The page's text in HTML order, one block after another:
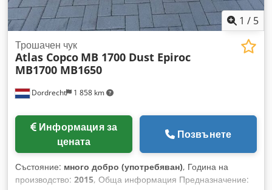
1 / 5
Dordrecht 1 858 km
Трошачен чук
Atlas Copco MB 1700 Dust Epiroc
MB1700 MB1650
Информация за
цената
Позвънете
Състояние: много добро (употребяван), Година на
производство: 2015, Обща информация Предназначение: